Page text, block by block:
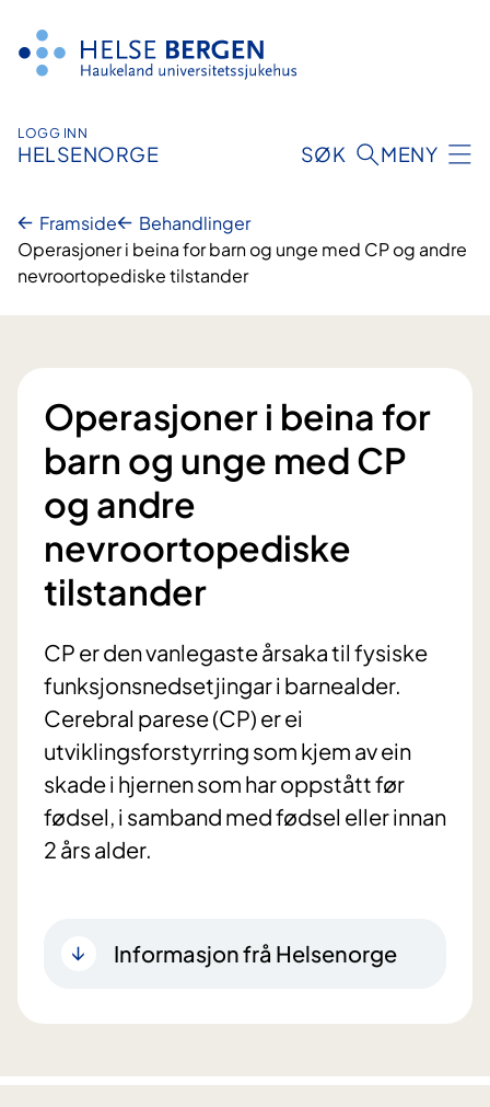
innhald
LOGG INN
HELSENORGE SØK MENY
Framside
Behandlinger
Operasjoner i beina for barn og unge med CP og andre
nevroortopediske tilstander
Operasjoner i beina for
barn og unge med CP
og andre
nevroortopediske
tilstander
CP er den vanlegaste årsaka til fysiske
funksjonsnedsetjingar i barnealder.
Cerebral parese (CP) er ei
utviklingsforstyrring som kjem av ein
skade i hjernen som har oppstått før
fødsel, i samband med fødsel eller innan
2 års alder.
Informasjon frå Helsenorge